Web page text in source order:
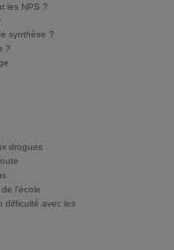
les NPS ?
synthèse ?
?
drogues
l'école
difficulté avec les